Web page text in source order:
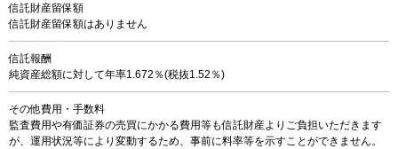
信託財産留保額
信託財産留保額はありません
信託報酬
純資産総額に対して年率1.672％(税抜1.52％)
その他費用・手数料
監査費用や有価証券の売買にかかる費用等も信託財産よりご負担いただきます
が、運用状況等により変動するため、事前に料率等を示すことができません。